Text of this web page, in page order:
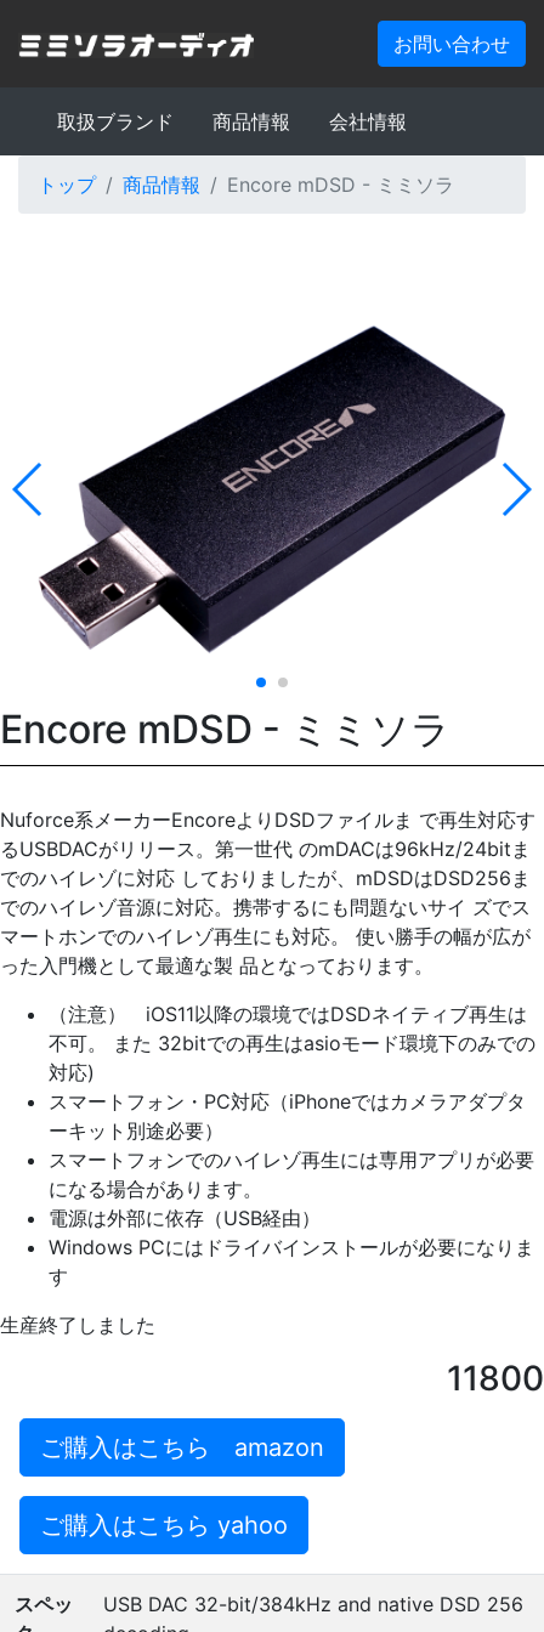
お問い合わせ
取扱ブランド 商品情報 会社情報
トップ 商品情報 Encore mDSD - ミミソラ
Encore mDSD - ミミソラ
Nuforce系メーカーEncoreよりDSDファイルま で再生対応す
るUSBDACがリリース。第一世代 のmDACは96kHz/24bitま
でのハイレゾに対応 しておりましたが、mDSDはDSD256ま
でのハイレゾ音源に対応。携帯するにも問題ないサイ ズでス
マートホンでのハイレゾ再生にも対応。 使い勝手の幅が広が
った入門機として最適な製 品となっております。
（注意） iOS11以降の環境ではDSDネイティブ再生は
不可。 また 32bitでの再生はasioモード環境下のみでの
対応)
スマートフォン・PC対応（iPhoneではカメラアダプタ
ーキット別途必要）
スマートフォンでのハイレゾ再生には専用アプリが必要
になる場合があります。
電源は外部に依存（USB経由）
Windows PCにはドライバインストールが必要になりま
す
生産終了しました
11800
ご購入はこちら amazon
ご購入はこちら yahoo
スペッ
USB DAC 32-bit/384kHz and native DSD 256